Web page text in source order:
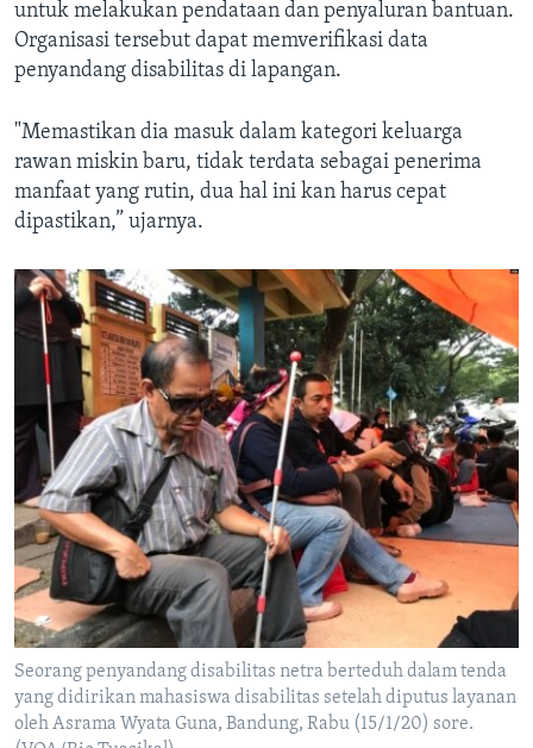
untuk melakukan pendataan dan penyaluran bantuan.
Organisasi tersebut dapat memverifikasi data
penyandang disabilitas di lapangan.
"Memastikan dia masuk dalam kategori keluarga
rawan miskin baru, tidak terdata sebagai penerima
manfaat yang rutin, dua hal ini kan harus cepat
dipastikan,” ujarnya.
Seorang penyandang disabilitas netra berteduh dalam tenda
yang didirikan mahasiswa disabilitas setelah diputus layanan
oleh Asrama Wyata Guna, Bandung, Rabu (15/1/20) sore.